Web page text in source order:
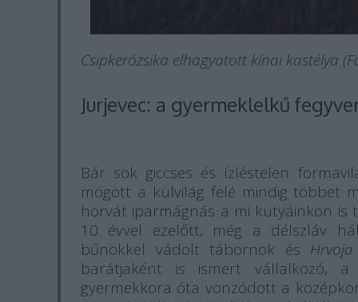
Csipkerózsika elhagyatott kínai kastélya
Jurjevec: a gyermeklelkű
Bár sok giccses és ízléstelen
mögött a külvilág felé mindig többet
horvát iparmágnás a mi kutyáinkon
10 évvel ezelőtt, még a délszláv
bűnökkel vádolt tábornok és
barátjaként is ismert vállalkozó,
gyermekkora óta vonzódott a